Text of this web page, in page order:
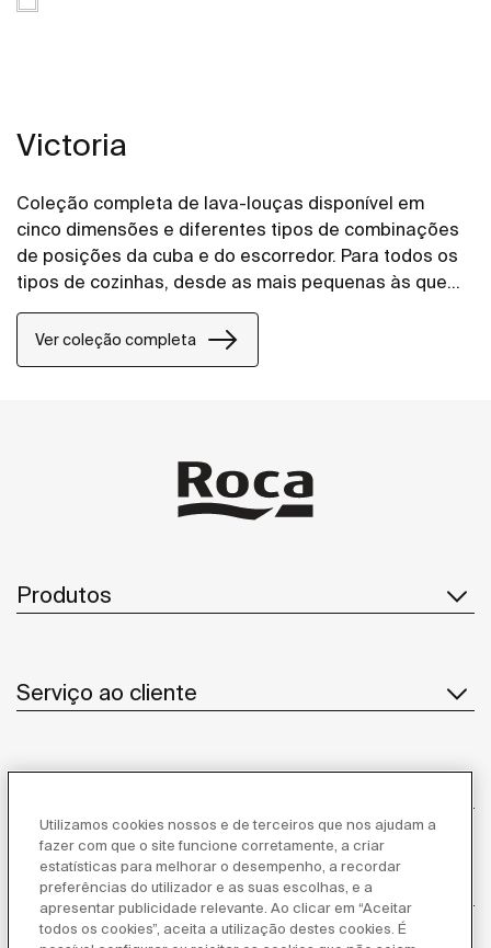
Victoria
Coleção completa de lava-louças disponível em
cinco dimensões e diferentes tipos de combinações
de posições da cuba e do escorredor. Para todos os
tipos de cozinhas, desde as mais pequenas às que
dispõe de espaço.
Ver coleção completa
Produtos
Serviço ao cliente
Inspiração
Siga-nos
Utilizamos cookies nossos e de terceiros que nos ajudam a
fazer com que o site funcione corretamente, a criar
estatísticas para melhorar o desempenho, a recordar
preferências do utilizador e as suas escolhas, e a
apresentar publicidade relevante. Ao clicar em “Aceitar
todos os cookies”, aceita a utilização destes cookies. É